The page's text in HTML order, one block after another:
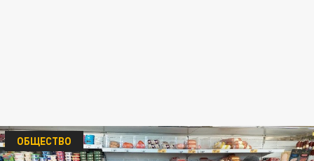
ОБЩЕСТВО